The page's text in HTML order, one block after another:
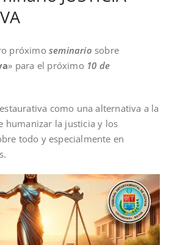
próximo seminario sobre
» para el próximo 10 de
como una alternativa a la
humanizar la justicia y los
todo y especialmente en